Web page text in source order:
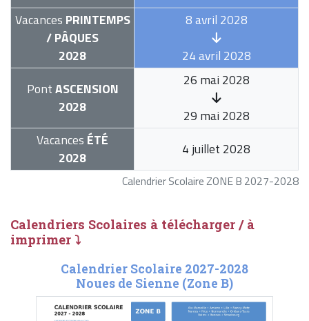
Calendrier Scolaire ZONE B 2027-2028
Vacances PRINTEMPS
/ PÂQUES
2028
8 avril 2028
24 avril 2028
PontASCENSION
2028
26 mai 2028
29 mai 2028
Vacances ÉTÉ
2028
4 juillet 2028
Calendriers Scolaires à télécharger / à
imprimer ⤵
Calendrier Scolaire 2027-2028
Noues de Sienne (Zone B)